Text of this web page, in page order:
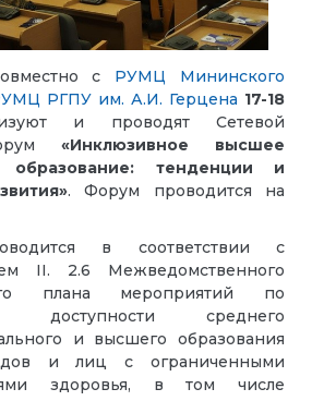
с РУМЦ Мининского
РГПУ им. А.И. Герцена 17-18
и проводят Сетевой
«Инклюзивное высшее
образование: тенденции и
. Форум проводится на
в соответствии с
II. 2.6 Межведомственного
плана мероприятий по
доступности среднего
и высшего образования
и лиц с ограниченными
здоровья, в том числе